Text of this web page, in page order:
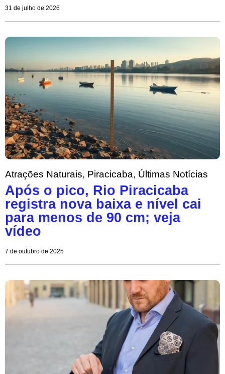
31 de julho de 2026
Atrações Naturais, Piracicaba, Últimas Notícias
Após o pico, Rio Piracicaba
registra nova baixa e nível cai
para menos de 90 cm; veja
vídeo
7 de outubro de 2025